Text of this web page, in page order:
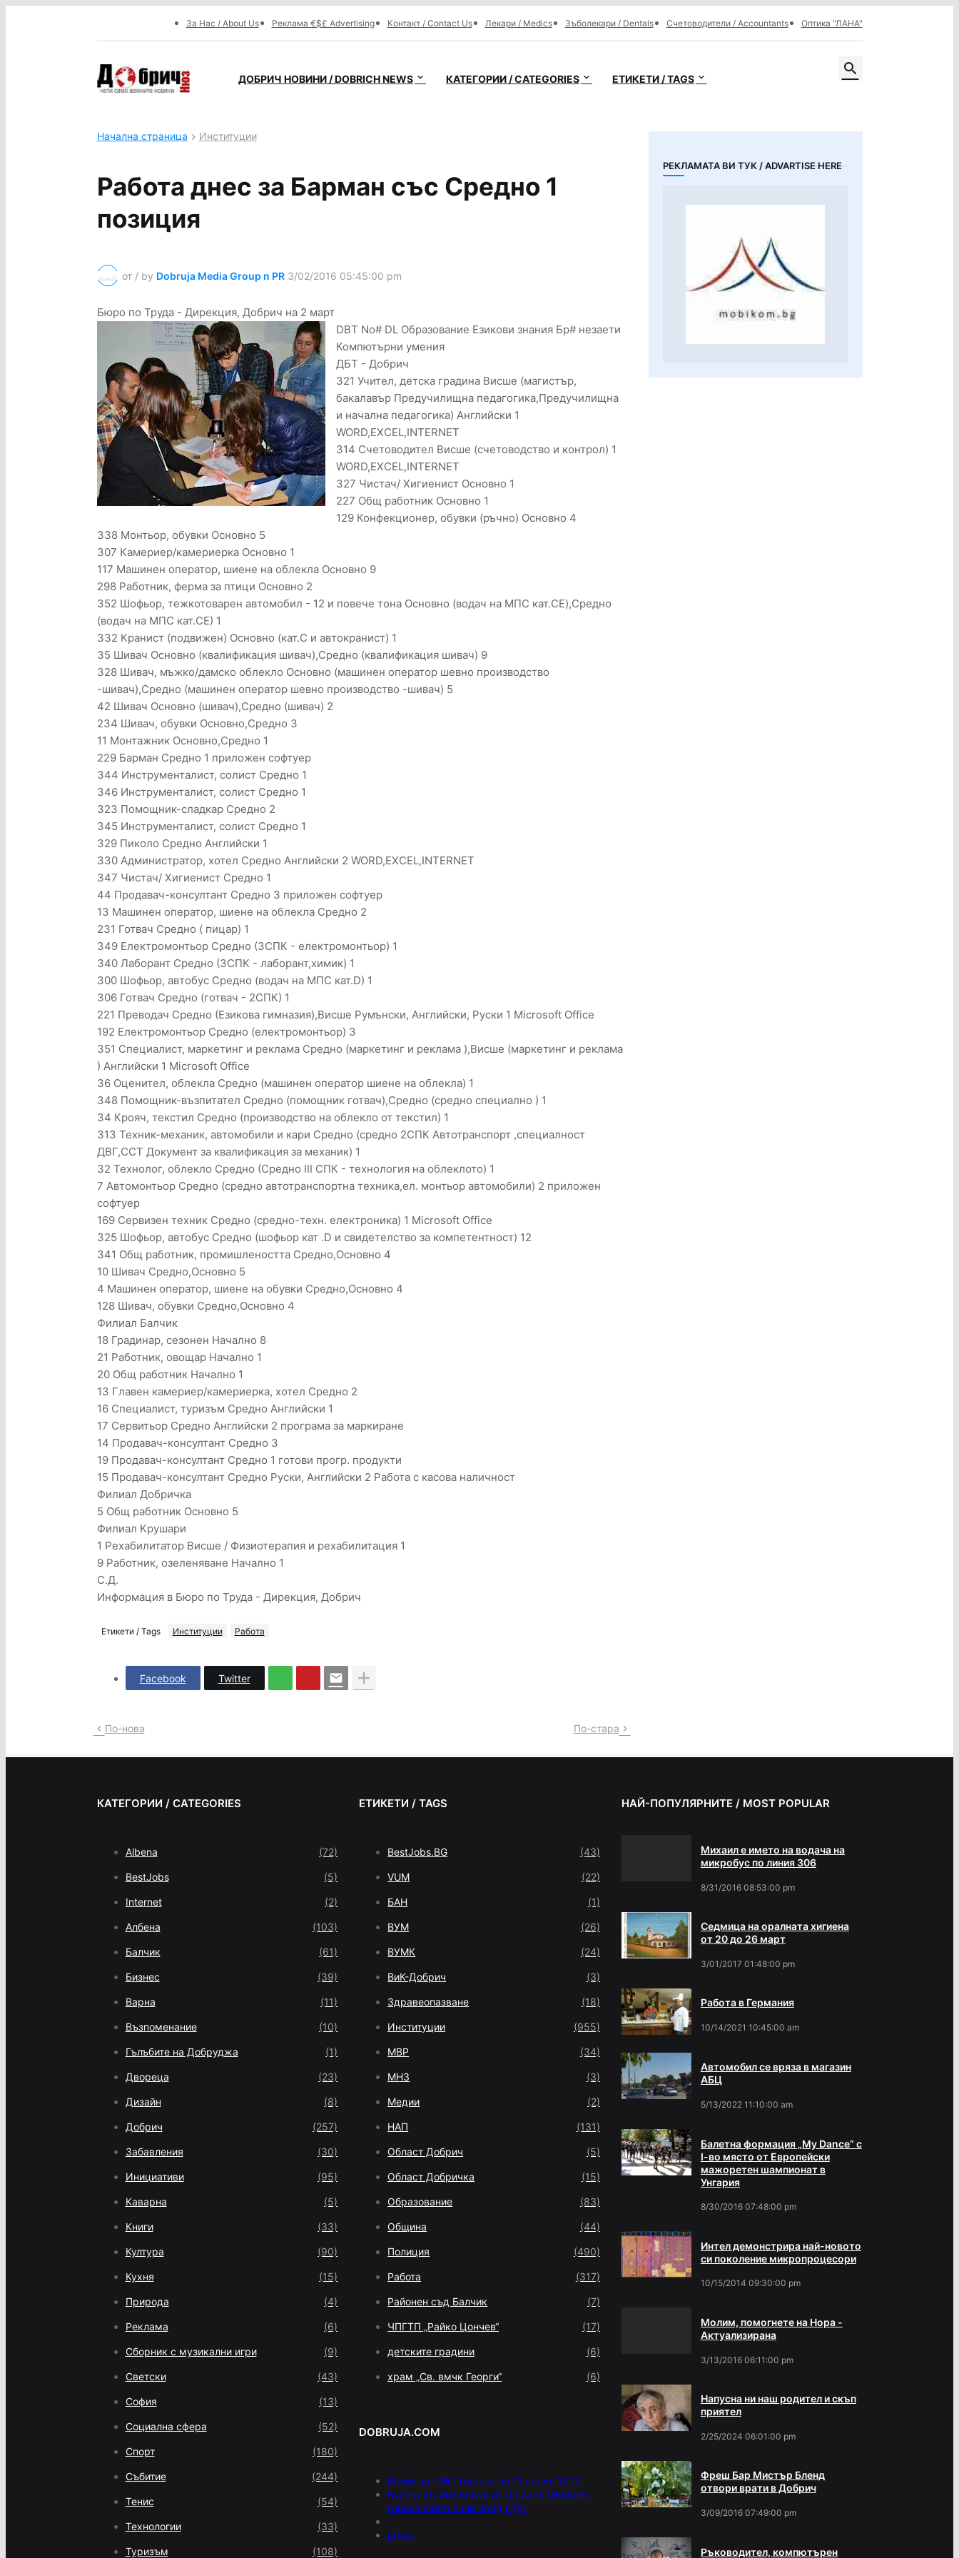
За Нас / About Us Реклама €$£ Advertising Контакт / Contact Us Лекари / Medics Зъболекари / Dentals Счетоводители / Accountants Оптика "ЛАНА"
ДОБРИЧ НОВИНИ / DOBRICH NEWS КАТЕГОРИИ / CATEGORIES ЕТИКЕТИ / TAGS
Начална страница Институции
Работа днес за Барман със Средно 1
позиция
от / by Dobruja Media Group n PR 3/02/2016 05:45:00 pm
Бюро по Труда - Дирекция, Добрич на 2 март
DBT No# DL Образование Езикови знания Бр# незаети
Компютърни умения
ДБТ - Добрич
321 Учител, детска градина Висше (магистър,
бакалавър Предучилищна педагогика,Предучилищна
и начална педагогика) Английски 1
WORD,EXCEL,INTERNET
314 Счетоводител Висше (счетоводство и контрол) 1
WORD,EXCEL,INTERNET
327 Чистач/ Хигиенист Основно 1
227 Общ работник Основно 1
129 Конфекционер, обувки (ръчно) Основно 4
338 Монтьор, обувки Основно 5
307 Камериер/камериерка Основно 1
117 Машинен оператор, шиене на облекла Основно 9
298 Работник, ферма за птици Основно 2
352 Шофьор, тежкотоварен автомобил - 12 и повече тона Основно (водач на МПС кат.CE),Средно
(водач на МПС кат.CE) 1
332 Кранист (подвижен) Основно (кат.С и автокранист) 1
35 Шивач Основно (квалификация шивач),Средно (квалификация шивач) 9
328 Шивач, мъжко/дамско облекло Основно (машинен оператор шевно производство
-шивач),Средно (машинен оператор шевно производство -шивач) 5
42 Шивач Основно (шивач),Средно (шивач) 2
234 Шивач, обувки Основно,Средно 3
11 Монтажник Основно,Средно 1
229 Барман Средно 1 приложен софтуер
344 Инструменталист, солист Средно 1
346 Инструменталист, солист Средно 1
323 Помощник-сладкар Средно 2
345 Инструменталист, солист Средно 1
329 Пиколо Средно Английски 1
330 Администратор, хотел Средно Английски 2 WORD,EXCEL,INTERNET
347 Чистач/ Хигиенист Средно 1
44 Продавач-консултант Средно 3 приложен софтуер
13 Машинен оператор, шиене на облекла Средно 2
231 Готвач Средно ( пицар) 1
349 Електромонтьор Средно (3СПК - електромонтьор) 1
340 Лаборант Средно (3СПК - лаборант,химик) 1
300 Шофьор, автобус Средно (водач на МПС кат.D) 1
306 Готвач Средно (готвач - 2СПК) 1
221 Преводач Средно (Езикова гимназия),Висше Румънски, Английски, Руски 1 Microsoft Office
192 Електромонтьор Средно (електромонтьор) 3
351 Специалист, маркетинг и реклама Средно (маркетинг и реклама ),Висше (маркетинг и реклама
) Английски 1 Microsoft Office
36 Оценител, облекла Средно (машинен оператор шиене на облекла) 1
348 Помощник-възпитател Средно (помощник готвач),Средно (средно специално ) 1
34 Крояч, текстил Средно (производство на облекло от текстил) 1
313 Техник-механик, автомобили и кари Средно (средно 2СПК Автотранспорт ,специалност
ДВГ,ССТ Документ за квалификация за механик) 1
32 Технолог, облекло Средно (Средно III СПК - технология на облеклото) 1
7 Автомонтьор Средно (средно автотранспортна техника,ел. монтьор автомобили) 2 приложен
софтуер
169 Сервизен техник Средно (средно-техн. електроника) 1 Microsoft Office
325 Шофьор, автобус Средно (шофьор кат .D и свидетелство за компетентност) 12
341 Общ работник, промишлеността Средно,Основно 4
10 Шивач Средно,Основно 5
4 Машинен оператор, шиене на обувки Средно,Основно 4
128 Шивач, обувки Средно,Основно 4
Филиал Балчик
18 Градинар, сезонен Начално 8
21 Работник, овощар Начално 1
20 Общ работник Начално 1
13 Главен камериер/камериерка, хотел Средно 2
16 Специалист, туризъм Средно Английски 1
17 Сервитьор Средно Английски 2 програма за маркиране
14 Продавач-консултант Средно 3
19 Продавач-консултант Средно 1 готови прогр. продукти
15 Продавач-консултант Средно Руски, Английски 2 Работа с касова наличност
Филиал Добричка
5 Общ работник Основно 5
Филиал Крушари
1 Рехабилитатор Висше / Физиотерапия и рехабилитация 1
9 Работник, озеленяване Начално 1
С.Д.
Информация в Бюро по Труда - Дирекция, Добрич
Етикети / Tags Институции Работа
Facebook Twitter
По-нова По-стара
РЕКЛАМАТА ВИ ТУК / ADVARTISE HERE
КАТЕГОРИИ / CATEGORIES
Albena (72)
BestJobs (5)
Internet (2)
Албена (103)
Балчик (61)
Бизнес (39)
Варна (11)
Възпоменание (10)
Гълъбите на Добруджа (1)
Двореца (23)
Дизайн (8)
Добрич (257)
Забавления (30)
Инициативи (95)
Каварна (5)
Книги (33)
Култура (90)
Кухня (15)
Природа (4)
Реклама (6)
Сборник с музикални игри (9)
Светски (43)
София (13)
Социална сфера (52)
Спорт (180)
Събитие (244)
Тенис (54)
Технологии (33)
Туризъм (108)
ЕТИКЕТИ / TAGS
BestJobs.BG (43)
VUM (22)
БАН (1)
ВУМ (26)
ВУМК (24)
ВиК-Добрич (3)
Здравеопазване (18)
Институции (955)
МВР (34)
МНЗ (3)
Медии (2)
НАП (131)
Област Добрич (5)
Област Добричка (15)
Образование (83)
Община (44)
Полиция (490)
Работа (317)
Районен съд Балчик (7)
ЧПГТП „Райко Цончев“ (17)
детските градини (6)
храм „Св. вмчк Георги“ (6)
DOBRUJA.COM
Меню на РМС Титаник за 11 април 1912
Кукери и самодейци от Община Мирково
гониха злите сили пред НДК
press
НАЙ-ПОПУЛЯРНИТЕ / MOST POPULAR
Михаил е името на водача на
микробус по линия 306
8/31/2016 08:53:00 pm
Седмица на оралната хигиена
от 20 до 26 март
3/01/2017 01:48:00 pm
Работа в Германия
10/14/2021 10:45:00 am
Автомобил се вряза в магазин
АБЦ
5/13/2022 11:10:00 am
Балетна формация „My Dance” с
І-во място от Европейски
мажоретен шампионат в
Унгария
8/30/2016 07:48:00 pm
Интел демонстрира най-новото
си поколение микропроцесори
10/15/2014 09:30:00 pm
Молим, помогнете на Нора -
Актуализирана
3/13/2016 06:11:00 pm
Напусна ни наш родител и скъп
приятел
2/25/2024 06:01:00 pm
Фреш Бар Мистър Бленд
отвори врати в Добрич
3/09/2016 07:49:00 pm
Ръководител, компютърен